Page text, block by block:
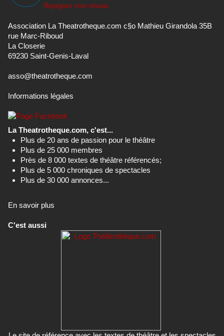
Rejoignez mon réseau
Association La Theatrotheque.com c§o Mathieu Girandola 35B
rue Marc-Riboud
La Closerie
69230 Saint-Genis-Laval
asso@theatrotheque.com
Informations légales
La Theatrotheque.com, c'est...
Plus de 20 ans de passion pour le théâtre
Plus de 25 000 membres
Près de 8 000 textes de théâtre référencés;
Plus de 5 000 chroniques de spectacles
Plus de 30 000 annonces...
En savoir plus
C'est aussi